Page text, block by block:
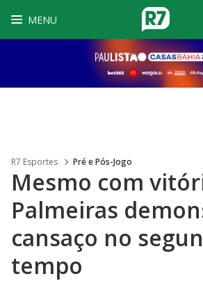
MENU
R7 Esportes Pré e Pós-Jogo
Mesmo com
Palmeiras
cansaço no
tempo